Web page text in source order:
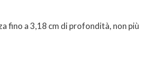
fino a 3,18 cm di profondità, non più